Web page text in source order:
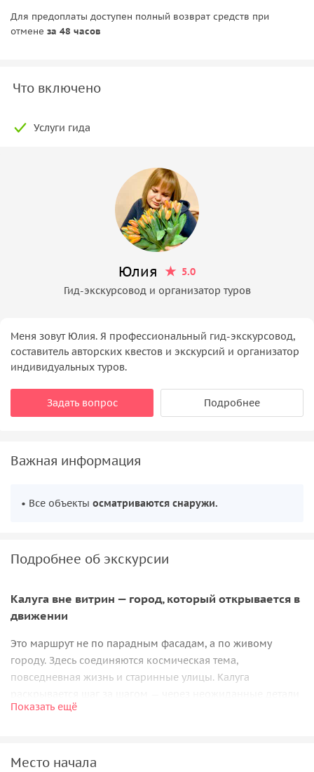
Для предоплаты доступен полный возврат средств при
отмене за 48 часов
Что включено
Услуги гида
Юлия
5.0
Гид-экскурсовод и организатор туров
Меня зовут Юлия. Я профессиональный гид-экскурсовод,
составитель авторских квестов и экскурсий и организатор
индивидуальных туров.
Задать вопрос Подробнее
Важная информация
• Все объекты осматриваются снаружи.
Подробнее об экскурсии
Калуга вне витрин — город, который открывается в
движении
Это маршрут не по парадным фасадам, а по живому
городу. Здесь соединяются космическая тема,
повседневная жизнь и старинные улицы. Калуга
и городские смыслы.
Показать ещё
Место начала